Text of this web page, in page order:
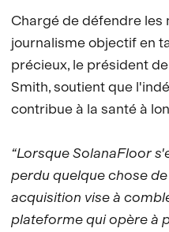
Chargé de défendre les
journalisme objectif en
précieux, le président
Smith, soutient que
contribue à la santé à
“Lorsque SolanaFloor
perdu quelque chose
acquisition vise à
plateforme qui opère à